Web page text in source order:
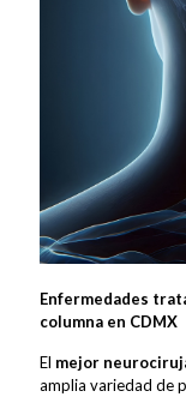
Enfermedades
columna en CDMX
El mejor
amplia variedad de